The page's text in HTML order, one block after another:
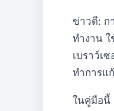
ข่าวดี: ก
ทำงาน
เบราว์เ
ทำการแ
ในคู่มือนี้